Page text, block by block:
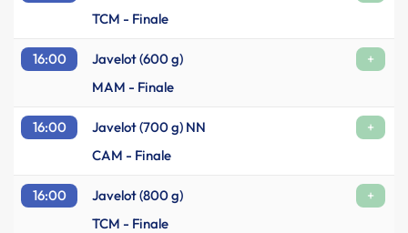
TCM - Finale
16:00 Javelot (600 g)
+
MAM - Finale
16:00 Javelot (700 g) NN
+
CAM - Finale
16:00 Javelot (800 g)
+
TCM - Finale